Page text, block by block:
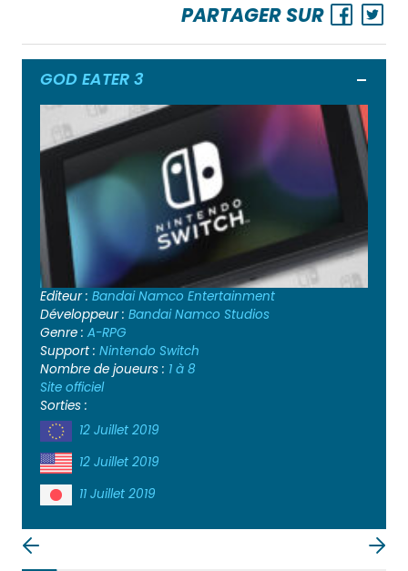
PARTAGER SUR
GOD EATER 3
Editeur : Bandai Namco Entertainment
Développeur : Bandai Namco Studios
Genre : A-RPG
Support : Nintendo Switch
Nombre de joueurs : 1 à 8
Site officiel
Sorties :
12 Juillet 2019
12 Juillet 2019
11 Juillet 2019